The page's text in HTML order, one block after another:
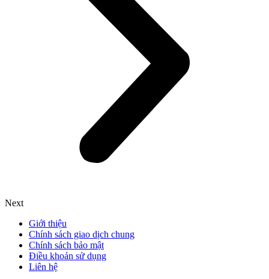
Next
Giới thiệu
Chính sách giao dịch chung
Chính sách bảo mật
Điều khoản sử dụng
Liên hệ